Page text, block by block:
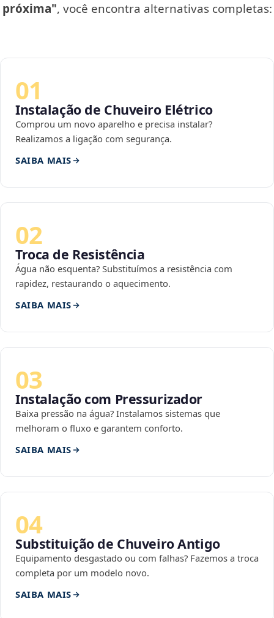
próxima", você encontra alternativas completas:
01
Instalação de Chuveiro Elétrico
Comprou um novo aparelho e precisa instalar?
Realizamos a ligação com segurança.
SAIBA MAIS
02
Troca de Resistência
Água não esquenta? Substituímos a resistência com
rapidez, restaurando o aquecimento.
SAIBA MAIS
03
Instalação com Pressurizador
Baixa pressão na água? Instalamos sistemas que
melhoram o fluxo e garantem conforto.
SAIBA MAIS
04
Substituição de Chuveiro Antigo
Equipamento desgastado ou com falhas? Fazemos a troca
completa por um modelo novo.
SAIBA MAIS